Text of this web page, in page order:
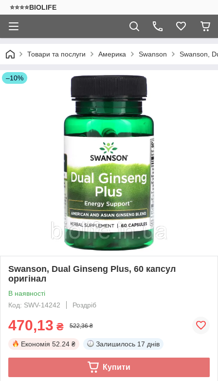
⭐⭐⭐⭐BIOLIFE
Товари та послуги Америка Swanson Swanson,
–10%
Swanson, Dual Ginseng Plus, 60 капсул
оригінал
В наявності
Код: SWV-14242
Роздріб
470,13 ₴ 522,36 ₴
Економія 52.24 ₴ Залишилось 17 днів
Купити